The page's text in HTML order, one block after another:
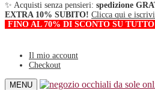
✨ Acquisti senza pensieri: spedizione
EXTRA 10% SUBITO! Clicca qui e
FINO AL 70% DI SCONTO SU
Il mio account
Checkout
MENU